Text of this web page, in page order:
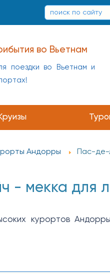
во Вьетнам
поездки во Вьетнам и
Андорры Пас-
- мекка для
курортов